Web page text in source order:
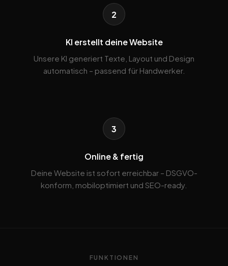
2
KI erstellt deine Website
Unsere KI generiert Texte, Layout und Design
automatisch – passend für Handwerker.
3
Online & fertig
Deine Website ist sofort erreichbar – DSGVO-
konform, mobiloptimiert und SEO-ready.
FUNKTIONEN